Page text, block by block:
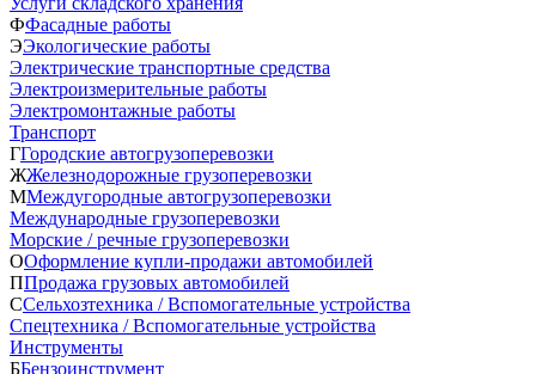
ФФасадные работы
ЭЭкологические работы
Электрические транспортные средства
Электроизмерительные работы
Электромонтажные работы
Транспорт
ГГородские автогрузоперевозки
ЖЖелезнодорожные грузоперевозки
ММеждугородные автогрузоперевозки
Международные грузоперевозки
Морские / речные грузоперевозки
ООформление купли-продажи автомобилей
ППродажа грузовых автомобилей
ССельхозтехника / Вспомогательные устройства
Спецтехника / Вспомогательные устройства
Инструменты
ББензоинструмент